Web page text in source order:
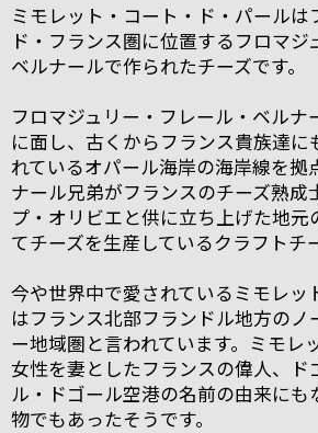
ミモレット・コート・ド・パールは
ド・フランス圏に位置するフロマジ
ベルナールで作られたチーズです。
フロマジュリー・フレール・ベルナ
に面し、古くからフランス貴族達に
れているオパール海岸の海岸線を拠
ナール兄弟がフランスのチーズ熟成
プ・オリビエと供に立ち上げた地元
てチーズを生産しているクラフトチ
今や世界中で愛されているミモレッ
はフランス北部フランドル地方のノ
ー地域圏と言われています。ミモレ
女性を妻としたフランスの偉人、ド
ル・ドゴール空港の名前の由来に
物でもあったそうです。